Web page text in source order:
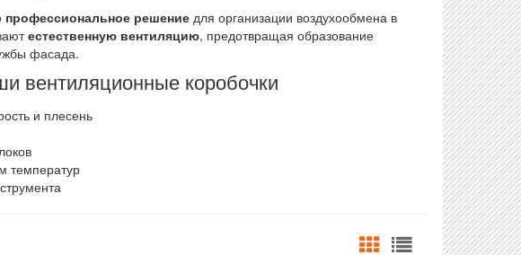
профессиональное решениедля организации воздухообмена в
естественную вентиляцию, предотвращая образование
фасада.
вентиляционные коробочки
и плесень
температур